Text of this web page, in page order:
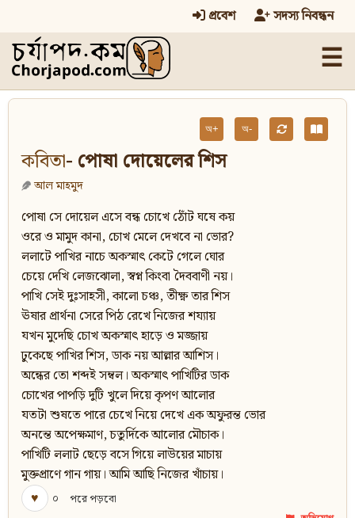
প্রবেশ সদস্য নিবন্ধন
☰
অ+ অ-
কবিতা- পোষা দোয়েলের শিস
আল মাহমুদ
পোষা সে দোয়েল এসে বন্ধ চোখে ঠোঁট ঘষে কয়
ওরে ও মামুদ কানা, চোখ মেলে দেখবে না ভোর?
ললাটে পাখির নাচে অকস্মাৎ কেটে গেলে ঘোর
চেয়ে দেখি লেজঝোলা, স্বপ্ন কিংবা দৈববাণী নয়।
পাখি সেই দুঃসাহসী, কালো চঞ্চ, তীক্ষ্ণ তার শিস
ঊষার প্রার্থনা সেরে পিঠ রেখে নিজের শয্যায়
যখন মুদেছি চোখ অকস্মাৎ হাড়ে ও মজ্জায়
ঢুকেছে পাখির শিস, ডাক নয় আল্লার আশিস।
অন্ধের তো শব্দই সম্বল। অকস্মাৎ পাখিটির ডাক
চোখের পাপড়ি দুটি খুলে দিয়ে কৃপণ আলোর
যতটা শুষতে পারে চেখে নিয়ে দেখে এক অফুরন্ত ভোর
অনন্তে অপেক্ষমাণ, চতুর্দিকে আলোর মৌচাক।
পাখিটি ললাট ছেড়ে বসে গিয়ে লাউয়ের মাচায়
মুক্তপ্রাণে গান গায়। আমি আছি নিজের খাঁচায়।
♥
০ পরে পড়বো